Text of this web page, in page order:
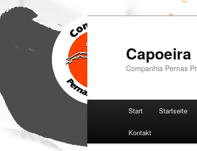
Zum
wechseln
Capoeira
Companhia Pernas
Start Startseite
Kontakt